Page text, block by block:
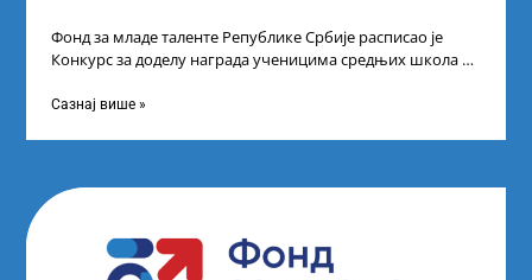
Фонд за младе таленте Републике Србије расписао је
Конкурс за доделу награда ученицима средњих школа за
Сазнај више »